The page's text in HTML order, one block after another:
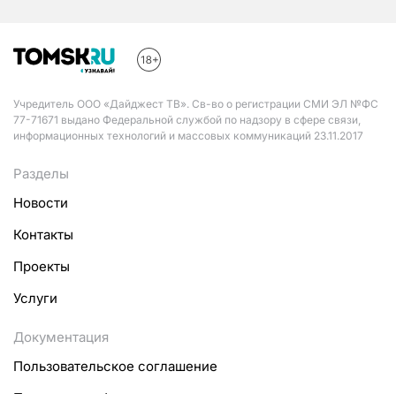
Учредитель ООО «Дайджест ТВ». Св-во о регистрации СМИ ЭЛ №ФС
77-71671 выдано Федеральной службой по надзору в сфере связи,
информационных технологий и массовых коммуникаций 23.11.2017
Разделы
Новости
Контакты
Проекты
Услуги
Документация
Пользовательское соглашение